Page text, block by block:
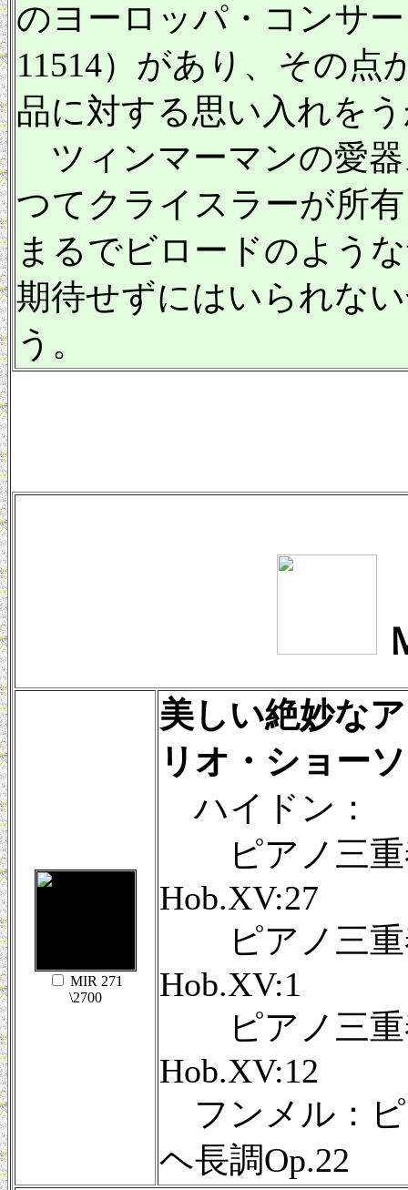
のヨーロッパ・コンサー
11514）があり、その
品に対する思い入れを
ツィンマーマンの愛
つてクライスラーが所
まるでビロードのよう
期待せずにはいられな
う。
MIR 271
\2700
美しい絶妙な
リオ・ショー
ハイドン：
ピアノ三重
Hob.XV:27
ピアノ三重
Hob.XV:1
ピアノ三重
Hob.XV:12
フンメル：ピ
ヘ長調Op.22